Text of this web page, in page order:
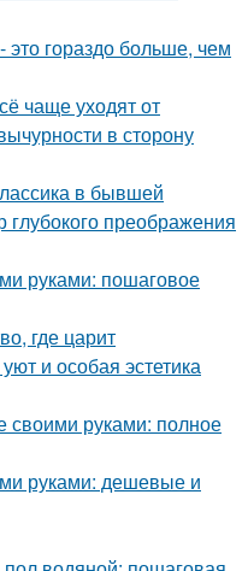
гораздо больше, чем
чаще уходят от
в сторону
в бывшей
глубокого преображения
руками: пошаговое
где царит
и особая эстетика
своими руками: полное
руками: дешевые и